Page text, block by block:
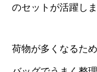
のセットが活躍しま
荷物が多くなるた